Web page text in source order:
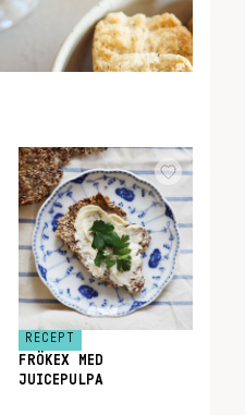
RECEPT
FRÖKEX MED
JUICEPULPA